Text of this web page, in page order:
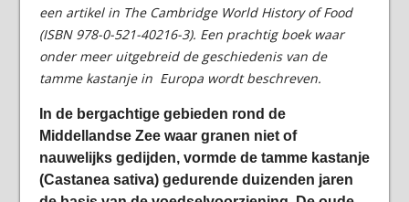
een artikel in The Cambridge World History of Food
(ISBN 978-0-521-40216-3). Een prachtig boek waar
onder meer uitgebreid de geschiedenis van de
tamme kastanje in Europa wordt beschreven.
In de bergachtige gebieden rond de
Middellandse Zee waar granen niet of
nauwelijks gedijden, vormde de tamme kastanje
(Castanea sativa) gedurende duizenden jaren